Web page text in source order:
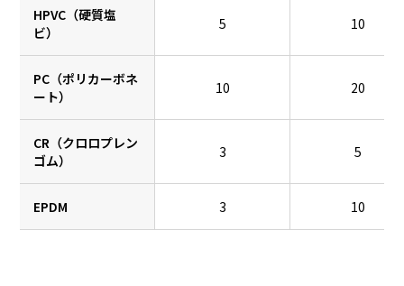
HPVC（硬質塩
ビ）
5 10
PC（ポリカーボネ
ート）
10 20
CR（クロロプレン
ゴム）
3 5
EPDM 3 10